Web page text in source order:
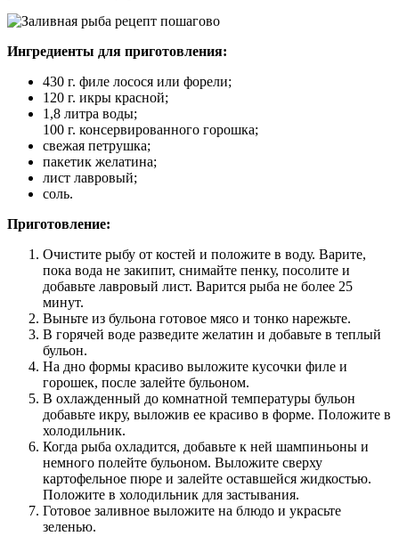
Ингредиенты для приготовления:
430 г. филе лосося или форели;
120 г. икры красной;
1,8 литра воды;
100 г. консервированного горошка;
свежая петрушка;
пакетик желатина;
лист лавровый;
соль.
Приготовление:
Очистите рыбу от костей и положите в воду. Варите,
пока вода не закипит, снимайте пенку, посолите и
добавьте лавровый лист. Варится рыба не более 25
минут.
Выньте из бульона готовое мясо и тонко нарежьте.
В горячей воде разведите желатин и добавьте в теплый
бульон.
На дно формы красиво выложите кусочки филе и
горошек, после залейте бульоном.
В охлажденный до комнатной температуры бульон
добавьте икру, выложив ее красиво в форме. Положите в
холодильник.
Когда рыба охладится, добавьте к ней шампиньоны и
немного полейте бульоном. Выложите сверху
картофельное пюре и залейте оставшейся жидкостью.
Положите в холодильник для застывания.
Готовое заливное выложите на блюдо и украсьте
зеленью.